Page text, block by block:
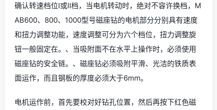
确认转速档位Ⅰ或Ⅱ档，当电机转动时，绝对不容许换档，M
AB600、800、1000型号磁座钻的电机部分分别具有速度
和扭力调整功能，速度调整可分为六个档位，扭力调整旋
钮一般固定在。、当吸附面不在水平上操作时，必须使用
磁座钻的安全链。、磁座钻必须吸附平滑、光洁的铁质表
面运作，而且钢板的厚度必须大于6mm。
电机运作前，首先要校对好钻孔位置，然后再按下红色磁